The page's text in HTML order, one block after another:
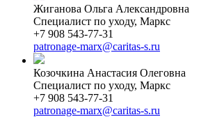
Жиганова Ольга Александровна
Специалист по уходу, Маркс
+7 908 543-77-31
patronage-marx@caritas-s.ru
Козочкина Анастасия Олеговна
Специалист по уходу, Маркс
+7 908 543-77-31
patronage-marx@caritas-s.ru